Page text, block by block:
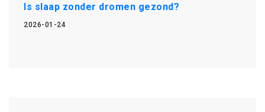
Is slaap zonder dromen gezond?
2026-01-24